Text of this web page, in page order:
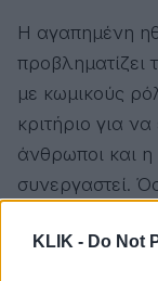
KLIK - Do Not
Η αγαπημένη
προβληματίζει
με κωμικούς
κριτήριο για
άνθρωποι και
συνεργαστεί.
τον Σωτήρης